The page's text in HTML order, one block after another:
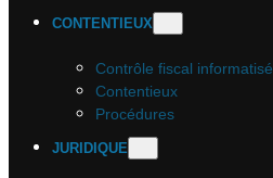
CONTENTIEUX
Contrôle fiscal informatisé
Contentieux
Procédures
JURIDIQUE